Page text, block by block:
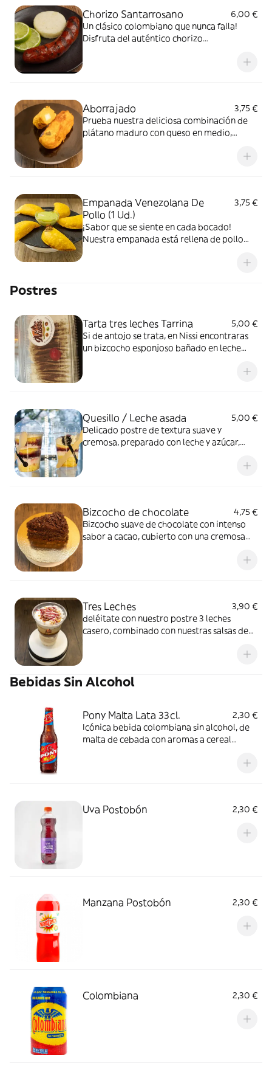
Chorizo Santarrosano
6,00 €
Un clásico colombiano que nunca falla!
Disfruta del auténtico chorizo
inconfundible . Lo servimos acompañado
Aborrajado
3,75 €
Prueba nuestra deliciosa combinación de
plátano maduro con queso en medio,
contraste crujiente por fuera y suavecito
Empanada Venezolana De
Pollo (1 Ud.)
3,75 €
¡Sabor que se siente en cada bocado!
Nuestra empanada está rellena de pollo
mezclado con un guiso casero de cebolla y
empanada que sabe a tradición, hogar y
puro disfrute.
Postres
Tarta tres leches Tarrina
5,00 €
Si de antojo se trata, en Nissi encontraras
un bizcocho esponjoso bañado en leche
Quesillo / Leche asada
5,00 €
Delicado postre de textura suave y
cremosa, preparado con leche y azúcar,
Bizcocho de chocolate
4,75 €
Bizcocho suave de chocolate con intenso
sabor a cacao, cubierto con una cremosa
y perfecto para los amantes del chocolate.
Tres Leches
3,90 €
deléitate con nuestro postre 3 leches
casero, combinado con nuestras salsas de
Bebidas Sin Alcohol
Pony Malta Lata 33cl.
2,30 €
Icónica bebida colombiana sin alcohol, de
malta de cebada con aromas a cereal
Uva Postobón 2,30 €
Manzana Postobón 2,30 €
Colombiana 2,30 €